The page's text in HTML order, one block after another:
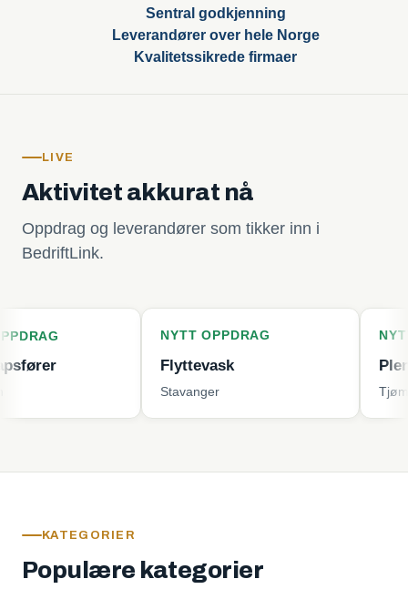
Sentral godkjenning
Leverandører over hele Norge
Kvalitetssikrede firmaer
LIVE
Aktivitet akkurat nå
Oppdrag og leverandører som tikker inn i
BedriftLink.
NYTT OPPDRAG
Flyttevask
NYTT
Plenklipping
KATEGORIER
Populære kategorier